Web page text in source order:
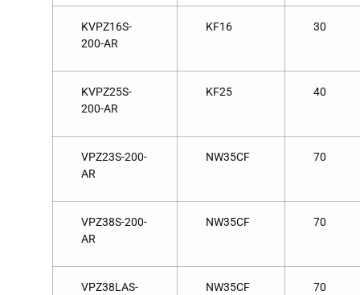
KVPZ16S-
200-AR
KF16 30
KVPZ25S-
200-AR
KF25 40
VPZ23S-200-
AR
NW35CF 70
VPZ38S-200-
AR
NW35CF 70
VPZ38LAS-
NW35CF 70